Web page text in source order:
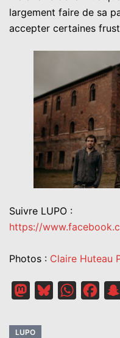
largement faire de sa
accepter certaines
Suivre LUPO :
https://
Photos : Claire Huteau
MastodonBlueskyWhatsApp
LUPO